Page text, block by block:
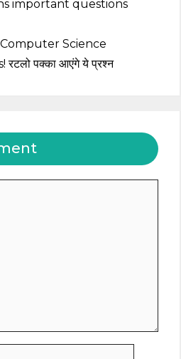
important questions
Computer Science
पक्का आएंगे ये प्रश्न